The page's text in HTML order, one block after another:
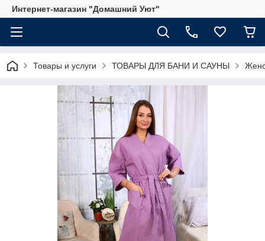
Интернет-магазин "Домашний Уют"
Товары и услуги ТОВАРЫ ДЛЯ БАНИ И САУНЫ